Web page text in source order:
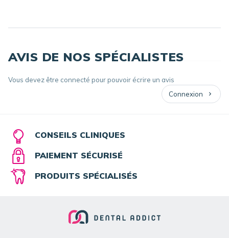
AVIS DE NOS SPÉCIALISTES
Vous devez être connecté pour pouvoir écrire un avis
Connexion
CONSEILS CLINIQUES
PAIEMENT SÉCURISÉ
PRODUITS SPÉCIALISÉS